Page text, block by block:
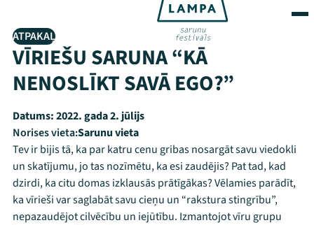
ATPAKAĻ
VĪRIEŠU SARUNA “KĀ
NENOSLĪKT SAVĀ EGO?”
Datums:2022. gada 2. jūlijs
Norises vieta:Sarunu vieta
Tev ir bijis tā, ka par katru cenu gribas nosargāt savu viedokli
un skatījumu, jo tas nozīmētu, ka esi zaudējis? Pat tad, kad
dzirdi, ka citu domas izklausās prātīgākas? Vēlamies parādīt,
ka vīrieši var saglabāt savu cieņu un “rakstura stingrību”,
nepazaudējot cilvēcību un iejūtību. Izmantojot vīru grupu